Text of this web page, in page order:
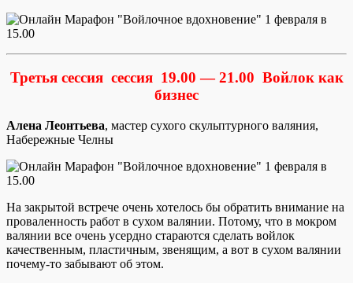
Третья сессия сессия 19.00 — 21.00 Войлок как
бизнес
Алена Леонтьева, мастер сухого скульптурного валяния,
Набережные Челны
На закрытой встрече очень хотелось бы обратить внимание на
проваленность работ в сухом валянии. Потому, что в мокром
валянии все очень усердно стараются сделать войлок
качественным, пластичным, звенящим, а вот в сухом валянии
почему-то забывают об этом.